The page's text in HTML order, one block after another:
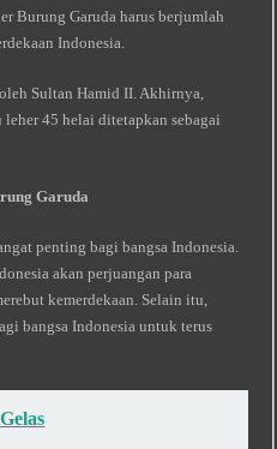
Burung Garuda harus berjumlah
Indonesia.
Sultan Hamid II. Akhirnya,
45 helai ditetapkan sebagai
Garuda
penting bagi bangsa Indonesia.
akan perjuangan para
kemerdekaan. Selain itu,
bangsa Indonesia untuk terus